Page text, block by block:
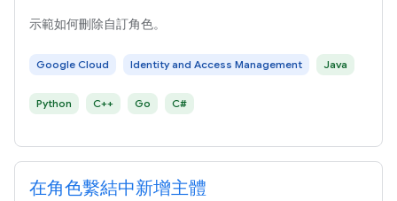
示範如何刪除自訂角色。
Google Cloud Identity and Access Management Java
Python C++ Go C#
在角色繫結中新增主體